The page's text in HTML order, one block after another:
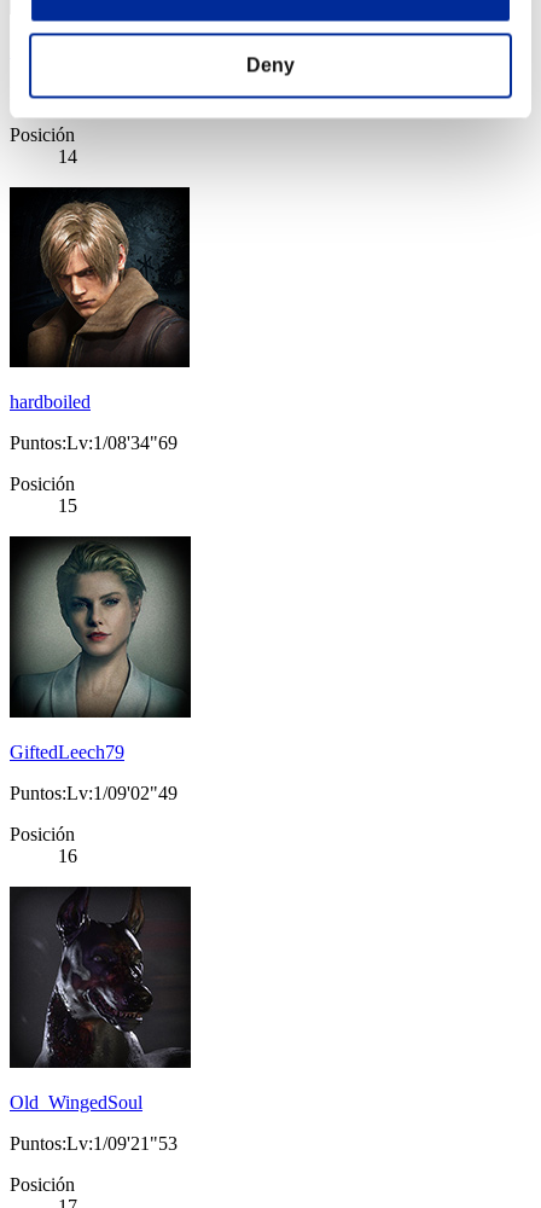
Deny
Puntos:Lv:1/08'01"58
Posición
14
hardboiled
Puntos:Lv:1/08'34"69
Posición
15
GiftedLeech79
Puntos:Lv:1/09'02"49
Posición
16
Old_WingedSoul
Puntos:Lv:1/09'21"53
Posición